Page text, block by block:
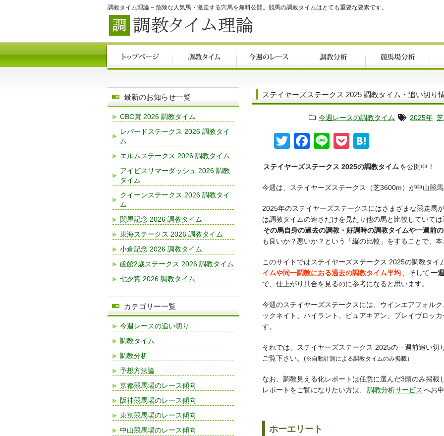
調教タイム理論 – 危険な人気馬・激走する穴馬を無料公開。競馬の調教タイムはとても重要な要素です。
ステイヤーズステークス 2025 調教タイム・追い切り
今週レースの調教タイム 2025年
TwitterFacebook
LinePocket
ステイヤーズステークス 2025の調教タイム を公開中！
今週は、ステイヤーズステークス（芝3600m）が中山競馬
2025年のステイヤーズステークスにはさまざまな競走馬
は調教タイムの速さだけを見たり他の馬と比較していては
その馬自身の過去の調教・好調時の調教タイムや一週前
も良いか？悪いか？という「縦の比較」をすることで、本
このサイトではステイヤーズステークス 2025の調教タイ
イムや同一調教におる過去の調教タイム平均
、そして一
で、仕上がり具合を見るのに参考になると思います。
今週のステイヤーズステークスには、ウインエアフォル
ックネイト、ハイラント、ピュアキアン、ブレイヴロッ
す。
それでは、ステイヤーズステークス 2025の一週前追い切
ご覧下さい。
(※自動計測による調教タイムのみ掲載）
なお、調教見える化レポートは任意に選んだ3頭のみ掲載
レポートをご覧になりたい方は、
調教分析サービス へお
ホーエリート
最新のお知らせ一覧
CBC賞 2026 調教タイム
レパードステークス 2026 調教タイ
ム
エルムステークス 2026 調教タイム
アイビスサマーダッシュ 2026 調教
タイム
クイーンステークス 2026 調教タイ
ム
関屋記念 2026 調教タイム
東海ステークス 2026 調教タイム
小倉記念 2026 調教タイム
函館2歳ステークス 2026 調教タイム
七夕賞 2026 調教タイム
カテゴリー一覧
今週レースの追い切り
調教タイム
調教分析
予想方法論
京都競馬場のレース傾向
阪神競馬場のレース傾向
東京競馬場のレース傾向
中山競馬場のレース傾向